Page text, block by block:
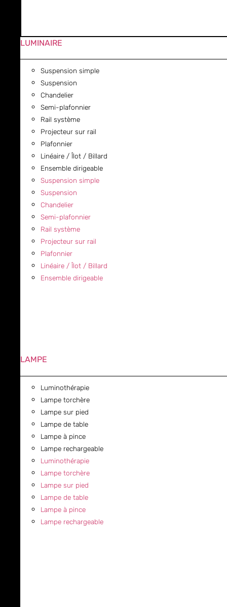
LUMINAIRE
Suspension simple
Suspension
Chandelier
Semi-plafonnier
Rail système
Projecteur sur rail
Plafonnier
Linéaire / Îlot / Billard
Ensemble dirigeable
Suspension simple
Suspension
Chandelier
Semi-plafonnier
Rail système
Projecteur sur rail
Plafonnier
Linéaire / Îlot / Billard
Ensemble dirigeable
LAMPE
Luminothérapie
Lampe torchère
Lampe sur pied
Lampe de table
Lampe à pince
Lampe rechargeable
Luminothérapie
Lampe torchère
Lampe sur pied
Lampe de table
Lampe à pince
Lampe rechargeable